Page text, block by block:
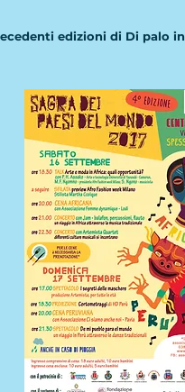
edizioni di Di palo in